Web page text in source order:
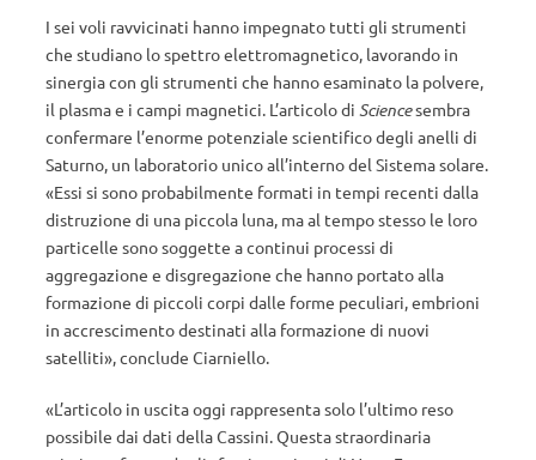
I sei voli ravvicinati hanno impegnato tutti gli strumenti
che studiano lo spettro elettromagnetico, lavorando in
sinergia con gli strumenti che hanno esaminato la polvere,
il plasma e i campi magnetici. L’articolo di Sciencesembra
confermare l’enorme potenziale scientifico degli anelli di
Saturno, un laboratorio unico all’interno del Sistema solare.
«Essi si sono probabilmente formati in tempi recenti dalla
distruzione di una piccola luna, ma al tempo stesso le loro
particelle sono soggette a continui processi di
aggregazione e disgregazione che hanno portato alla
formazione di piccoli corpi dalle forme peculiari, embrioni
in accrescimento destinati alla formazione di nuovi
satelliti», conclude Ciarniello.
«L’articolo in uscita oggi rappresenta solo l’ultimo reso
possibile dai dati della Cassini. Questa straordinaria